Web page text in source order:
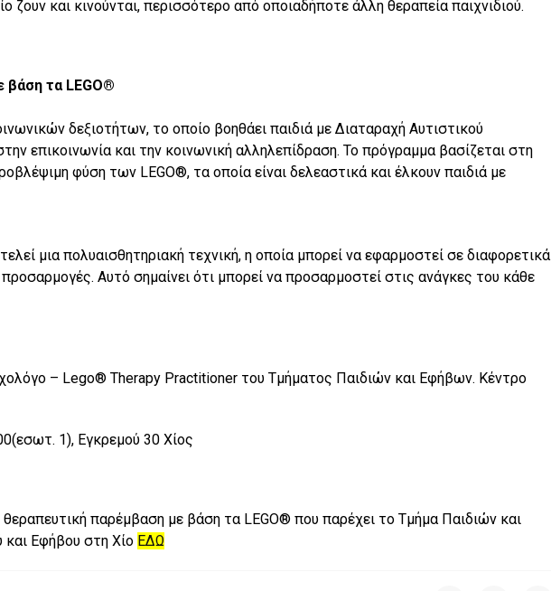
ζουν και κινούνται, περισσότερο από οποιαδήποτε άλλη θεραπεία παιχνιδιού.
βάση τα LEGO®
δεξιοτήτων, το οποίο βοηθάει παιδιά µε ∆ιαταραχή Αυτιστικού
επικοινωνία και την κοινωνική αλληλεπίδραση. Το πρόγραµµα βασίζεται στη
φύση των LEGO®, τα οποία είναι δελεαστικά και έλκουν παιδιά µε
µια πολυαισθητηριακή τεχνική, η οποία µπορεί να εφαρµοστεί σε διαφορετικά
Αυτό σηµαίνει ότι µπορεί να προσαρµοστεί στις ανάγκες του κάθε
– Lego® Therapy Practitioner του Τμήματος Παιδιών και Εφήβων. Κέντρο
1), Εγκρεμού 30 Χίος
παρέµβαση µε βάση τα LEGO® που παρέχει το Τμήμα Παιδιών και
Εφήβου στη Χίο ΕΔΩ